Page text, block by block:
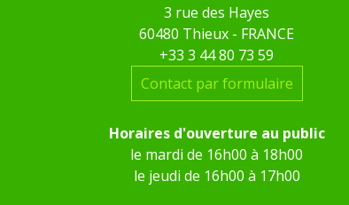
3 rue des Hayes
60480 Thieux - FRANCE
+33 3 44 80 73 59
Contact par formulaire
Horaires d'ouverture au public
le mardi de 16h00 à 18h00
le jeudi de 16h00 à 17h00